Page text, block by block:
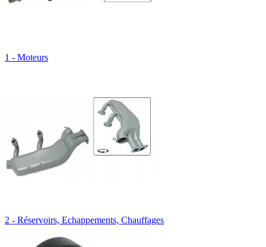
1 - Moteurs
2 - Réservoirs, Echappements, Chauffages